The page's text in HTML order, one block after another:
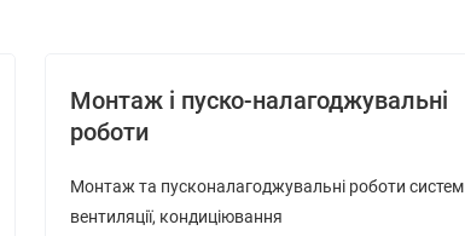
Монтаж і пуско-налагоджувальні
роботи
Монтаж та пусконалагоджувальні роботи систем
вентиляції, кондиціювання